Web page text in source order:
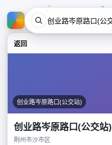
返回
创业路岑原路口(公交站)
创业路岑原路口(公交站)
荆州市沙市区